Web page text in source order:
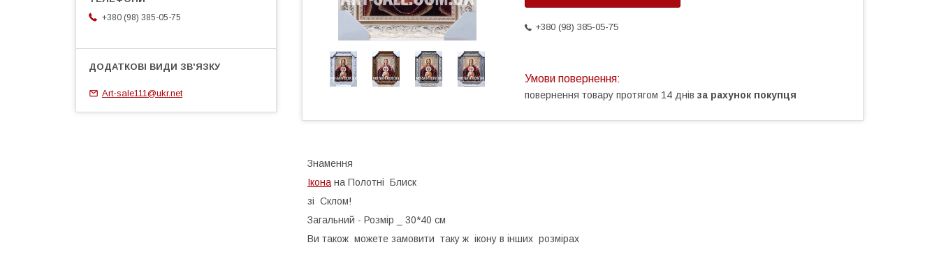
+380 (98) 385-05-75
повернення товару протягом 14 днів за рахунок покупця
Знамення
Ікона на Полотні Блиск
зі Склом!
Загальний - Розмір _ 30*40 см
Ви також можете замовити таку ж ікону в інших розмірах
+380 (98) 385-05-75
Art-sale111@ukr.net